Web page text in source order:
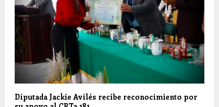
Diputada Jackie Avilés recibe reconocimiento por